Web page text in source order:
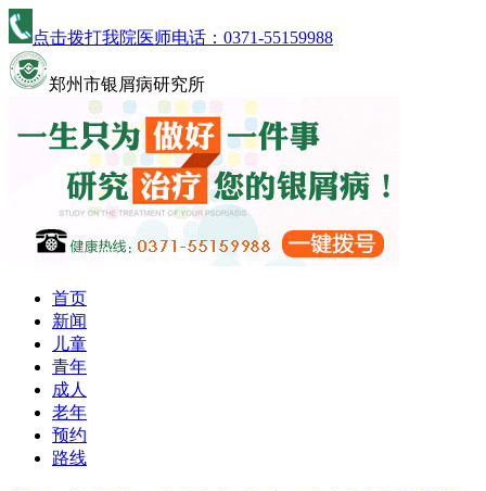
点击拨打我院医师电话： 0371-55159988
郑州市银屑病研究所
首页
新闻
儿童
青年
成人
老年
预约
路线